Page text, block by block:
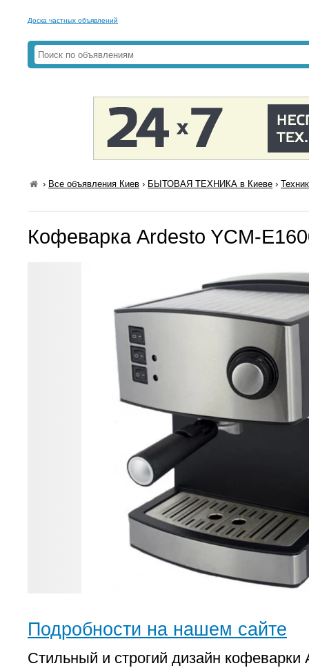
Доска частных объявлений
› Все объявления Киев › БЫТОВАЯ ТЕХНИКА в Киеве ›
Кофеварка Ardesto YCM-
Подробности на нашем сайте
Стильный и строгий дизайн кофеварки